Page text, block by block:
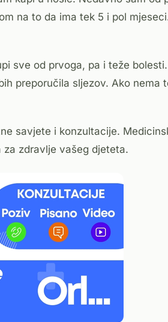
na to da ima tek 5 i pol
sve od prvoga, pa i teže
preporučila sljezov. Ako nema
savjete i konzultacije.
zdravlje vašeg djeteta.